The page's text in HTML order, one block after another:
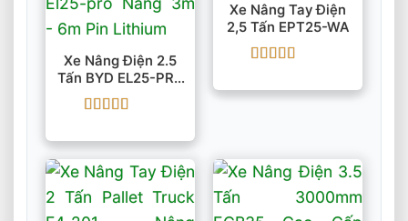
Xe Nâng Điện 2.5
Tấn BYD EL25-PRO
Nâng 3m – 6m Pin
Lithium
hạng55 sao
Xe Nâng Tay Điện
2,5 Tấn EPT25-WA
hạng55 sao